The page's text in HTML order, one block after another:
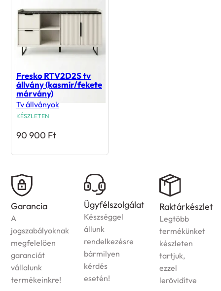
Fresko RTV2D2S tv
állvány (kasmír/fekete
márvány)
Tv állványok
KÉSZLETEN
90 900 Ft
Ügyfélszolgálat
Készséggel
állunk
rendelkezésre
bármilyen
kérdés
esetén!
Raktárkészlet
Legtöbb
termékünket
készleten
tartjuk,
ezzel
lerövidítve
Házhozszállítás
Az
ország
egész
területére
vállaljuk
megrendelt
termékek